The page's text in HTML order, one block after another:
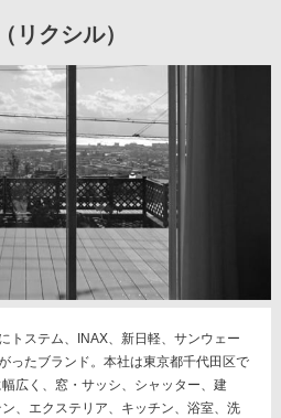
リクシル）
トステム、INAX、新日軽、サンウェー
ったブランド。本社は東京都千代田区で
広く、窓・サッシ、シャッター、建
、エクステリア、キッチン、浴室、洗